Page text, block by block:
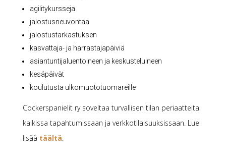
agilitykursseja
jalostusneuvontaa
jalostustarkastuksen
kasvattaja- ja harrastajapäiviä
asiantuntijaluentoineen ja keskusteluineen
kesäpäivät
koulutusta ulkomuototuomareille
Cockerspanielit ry soveltaa turvallisen tilan periaatteita
kaikissa tapahtumissaan ja verkkotilaisuuksissaan. Lue
lisää täältä